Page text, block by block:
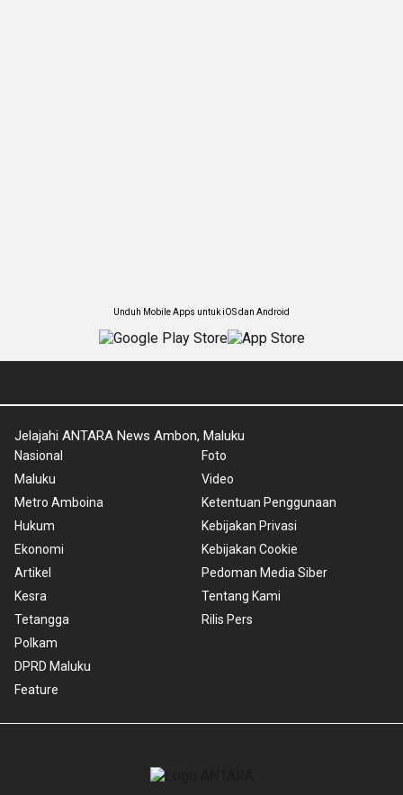
Unduh Mobile Apps untuk iOS dan Android
Jelajahi ANTARA News Ambon, Maluku
Nasional
Maluku
Metro Amboina
Hukum
Ekonomi
Artikel
Kesra
Tetangga
Polkam
DPRD Maluku
Feature
Foto
Video
Ketentuan Penggunaan
Kebijakan Privasi
Kebijakan Cookie
Pedoman Media Siber
Tentang Kami
Rilis Pers